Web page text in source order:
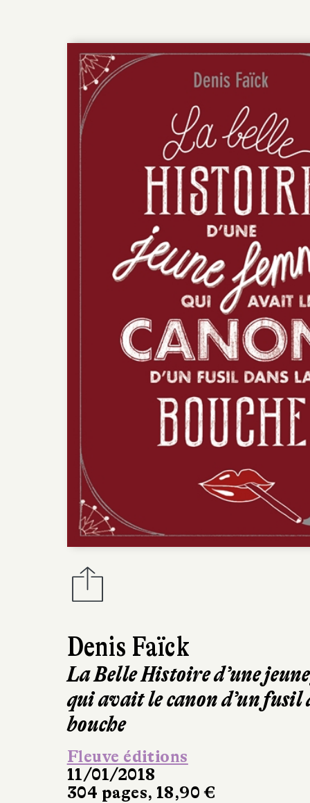
Denis Faïck
La Belle Histoire d’une
qui avait le canon d’un fusil
bouche
Fleuve éditions
11/01/2018
304 pages, 18,90 €